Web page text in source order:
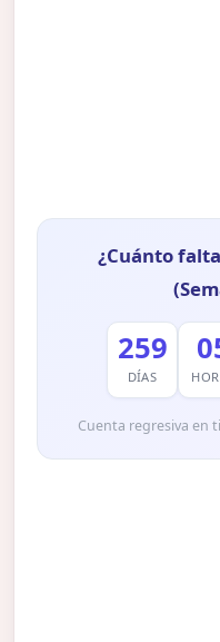
¿Cuánto
259
DÍAS
Cuenta regresiva en